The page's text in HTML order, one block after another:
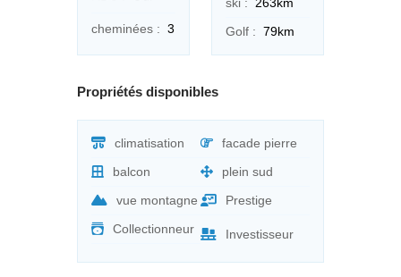
cheminées : 3
Golf : 79km
Propriétés disponibles
climatisation
facade pierre
balcon
plein sud
vue montagne
Prestige
Collectionneur
Investisseur